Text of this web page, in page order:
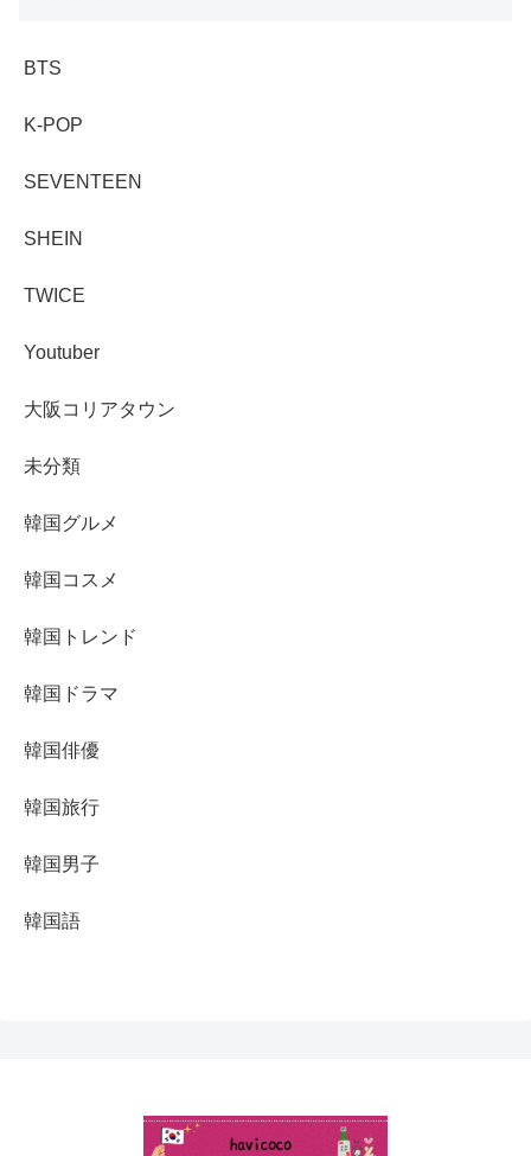
BTS
K-POP
SEVENTEEN
SHEIN
TWICE
Youtuber
大阪コリアタウン
未分類
韓国グルメ
韓国コスメ
韓国トレンド
韓国ドラマ
韓国俳優
韓国旅行
韓国男子
韓国語